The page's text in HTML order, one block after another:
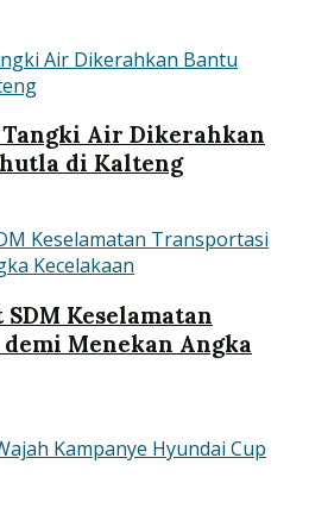
Air Dikerahkan
di Kalteng
Keselamatan
Menekan Angka